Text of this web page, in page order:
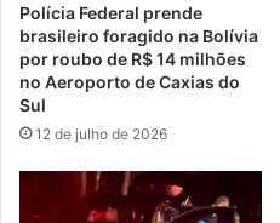
Polícia Federal prende
brasileiro foragido na Bolívia
por roubo de R$ 14 milhões
no Aeroporto de Caxias do
Sul
12 de julho de 2026